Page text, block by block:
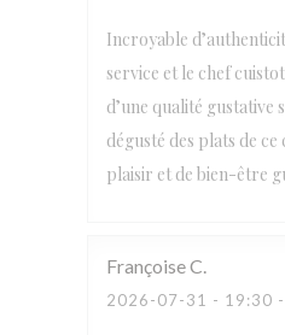
Incroyable
service et le chef
d’une qualité gustative
dégusté des plats de
plaisir et de bien-être
FrançoiseC
2026-07-31 - 19:30 -